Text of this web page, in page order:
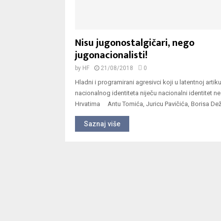
Nisu jugonostalgičari, nego
jugonacionalisti!
by HF 21/08/2018 0
Hladni i programirani agresivci koji u latentnoj
nacionalnog identiteta niječu nacionalni identitet
Hrvatima Antu Tomića, Juricu Pavičića, Borisa
Saznaj više